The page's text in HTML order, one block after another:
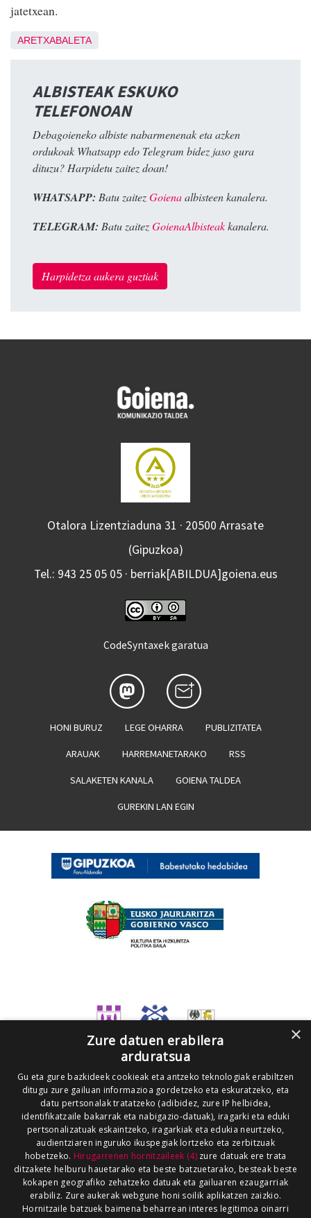
jatetxean.
ARETXABALETA
ALBISTEAK ESKUKO
TELEFONOAN
Debagoieneko albiste nabarmenenak eta azken
ordukoak Whatsapp edo Telegram bidez jaso gura
dituzu? Harpidetu zaitez doan!
WHATSAPP: Batu zaitezGoienaalbisteen kanalera.
TELEGRAM: Batu zaitezGoienaAlbisteakkanalera.
Harpidetza aukera guztiak
Otalora Lizentziaduna 31 · 20500 Arrasate
(Gipuzkoa)
Tel.: 943 25 05 05 · berriak[ABILDUA]goiena.eus
CodeSyntaxek garatua
HONI BURUZ LEGE OHARRA PUBLIZITATEA
ARAUAK HARREMANETARAKO RSS
SALAKETEN KANALA GOIENA TALDEA
GUREKIN LAN EGIN
×
Zure datuen erabilera
arduratsua
Gu eta gure bazkideek cookieak eta antzeko teknologiak erabiltzen
ditugu zure gailuan informazioa gordetzeko eta eskuratzeko, eta
datu pertsonalak tratatzeko (adibidez, zure IP helbidea,
identifikatzaile bakarrak eta nabigazio-datuak), iragarki eta eduki
pertsonalizatuak eskaintzeko, iragarkiak eta edukia neurtzeko,
audientziaren inguruko ikuspegiak lortzeko eta zerbitzuak
hobetzeko. Hirugarrenen hornitzaileek (4)zure datuak ere trata
ditzakete helburu hauetarako eta beste batzuetarako, besteak beste
kokapen geografiko zehatzeko datuak eta gailuaren ezaugarriak
erabiliz. Zure aukerak webgune honi soilik aplikatzen zaizkio.
Hornitzaile batzuek baimena beharrean interes legitimoa oinarri